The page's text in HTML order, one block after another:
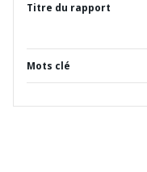
Titre du rapport
Mots clé